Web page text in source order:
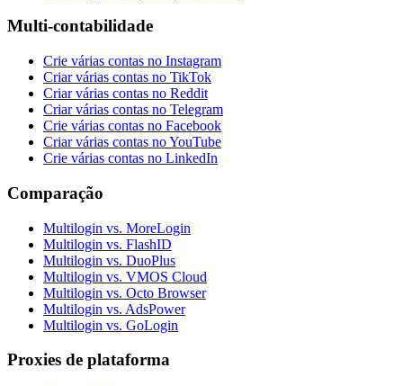
Multi-contabilidade
Crie várias contas no Instagram
Criar várias contas no TikTok
Criar várias contas no Reddit
Criar várias contas no Telegram
Crie várias contas no Facebook
Criar várias contas no YouTube
Crie várias contas no LinkedIn
Comparação
Multilogin vs. MoreLogin
Multilogin vs. FlashID
Multilogin vs. DuoPlus
Multilogin vs. VMOS Cloud
Multilogin vs. Octo Browser
Multilogin vs. AdsPower
Multilogin vs. GoLogin
Proxies de plataforma